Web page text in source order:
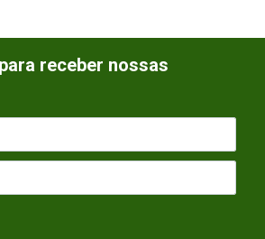
receber nossas